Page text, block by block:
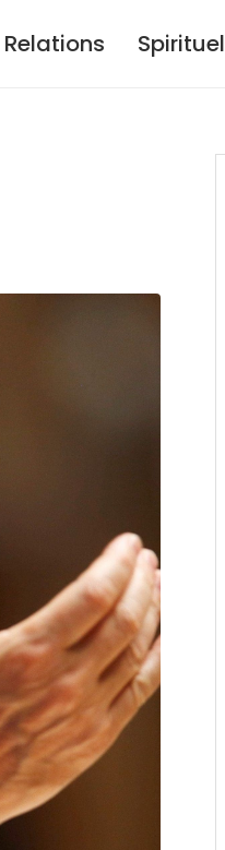
Relations Spirituel